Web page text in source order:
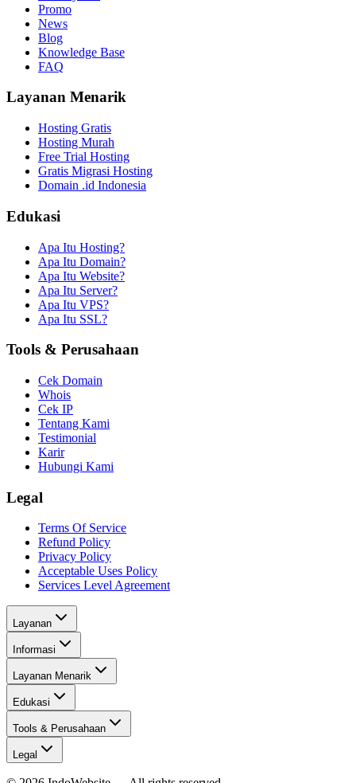
Promo
News
Blog
Knowledge Base
FAQ
Layanan Menarik
Hosting Gratis
Hosting Murah
Free Trial Hosting
Gratis Migrasi Hosting
Domain .id Indonesia
Edukasi
Apa Itu Hosting?
Apa Itu Domain?
Apa Itu Website?
Apa Itu Server?
Apa Itu VPS?
Apa Itu SSL?
Tools & Perusahaan
Cek Domain
Whois
Cek IP
Tentang Kami
Testimonial
Karir
Hubungi Kami
Legal
Terms Of Service
Refund Policy
Privacy Policy
Acceptable Uses Policy
Services Level Agreement
Layanan
Informasi
Layanan Menarik
Edukasi
Tools & Perusahaan
Legal